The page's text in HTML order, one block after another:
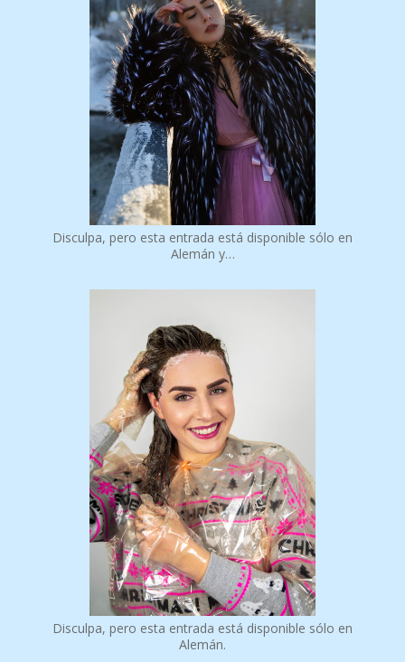
Disculpa, pero esta entrada está disponible sólo en
Alemán y…
Disculpa, pero esta entrada está disponible sólo en
Alemán.